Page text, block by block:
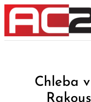
Skip
content
Chleba